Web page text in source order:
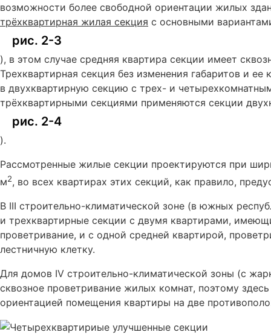
возможности более свободной ориентации жилых
трёхквартирная жилая секция с основными
рис. 2-3
), в этом случае средняя квартира секции имеет
Трехквартирная секция без изменения габаритов и
в двухквартирную секцию с трех- и
трёхквартирными секциями применяются секции
рис. 2-4
).
Рассмотренные жилые секции проектируются при
м2, во всех квартирах этих секций, как правило,
В III строительно-климатической зоне (в южных
и трехквартирные секции с двумя квартирами,
проветривание, и с одной средней квартирой,
лестничную клетку.
Для домов IV строительно-климатической зоны (с
сквозное проветривание жилых комнат, поэтому
ориентацией помещения квартиры на две